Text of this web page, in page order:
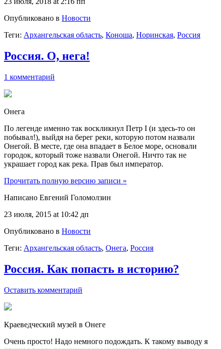
Опубликовано в Новости
Теги: Архангельская область, Коноша, Норинская, Россия
Россия. О, нега!
1 комментарий
Онега
По легенде именно так воскликнул Петр I (и здесь-то он
побывал!), выйдя на берег реки, которую потом назвали
Онегой. В месте, где она впадает в Белое море, основали
городок, который тоже назвали Онегой. Ничто так не
украшает город как река. Прав был император.
Прочитать полную версию записи »
Написано Евгений Голомолзин
23 июля, 2015 at 10:42 дп
Опубликовано в Новости
Теги: Архангельская область, Онега, Россия
Россия. Как попасть в историю?
Оставить комментарий
Краеведческий музей в Онеге
Очень просто! Надо немного подождать. К такому выводу я